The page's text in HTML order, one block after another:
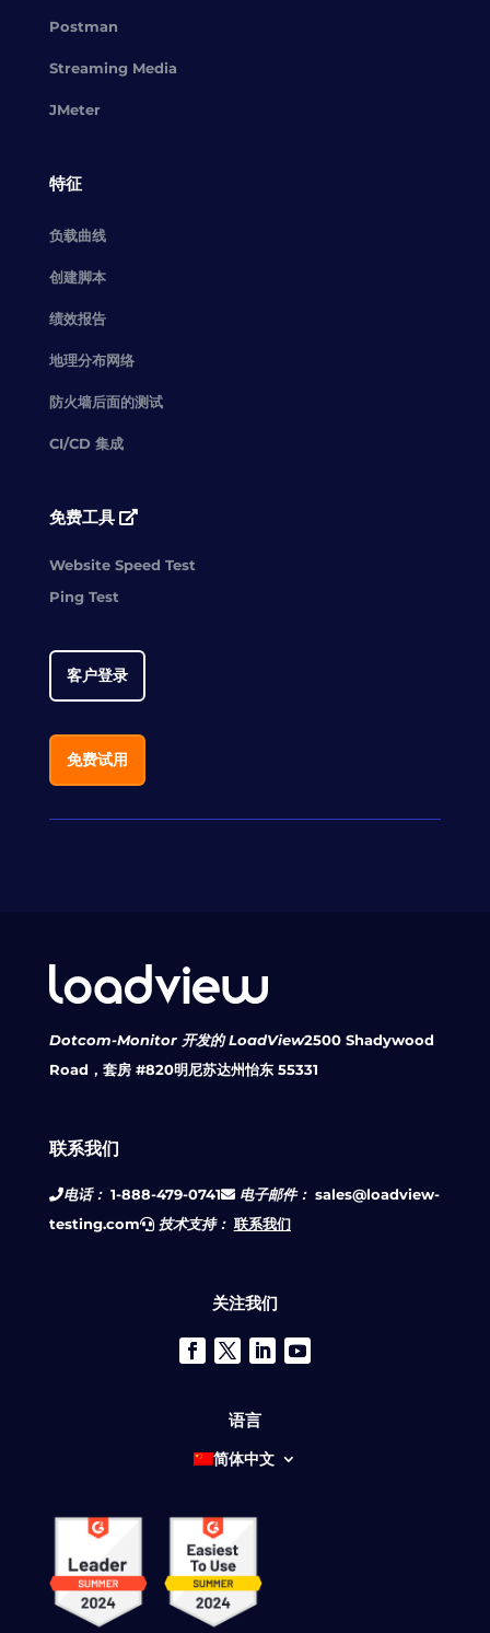
Postman
Streaming Media
JMeter
特征
负载曲线
创建脚本
绩效报告
地理分布网络
防火墙后面的测试
CI/CD 集成
免费工具
Website Speed Test
Ping Test
客户登录
免费试用
Dotcom-Monitor 开发的 LoadView2500 Shadywood
Road，套房 #820明尼苏达州怡东 55331
联系我们
电话： 1-888-479-0741 电子邮件： sales@loadview-
testing.com
技术支持： 联系我们
关注我们
语言
简体中文